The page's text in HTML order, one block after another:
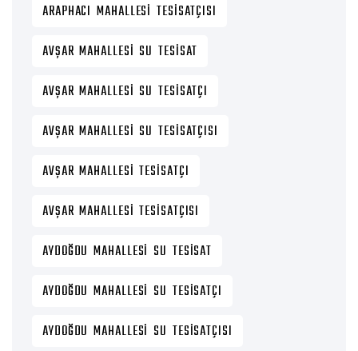
ARAPHACI MAHALLESI TESISATÇISI
AVŞAR MAHALLESI SU TESISAT
AVŞAR MAHALLESI SU TESISATÇI
AVŞAR MAHALLESI SU TESISATÇISI
AVŞAR MAHALLESI TESISATÇI
AVŞAR MAHALLESI TESISATÇISI
AYDOĞDU MAHALLESI SU TESISAT
AYDOĞDU MAHALLESI SU TESISATÇI
AYDOĞDU MAHALLESI SU TESISATÇISI